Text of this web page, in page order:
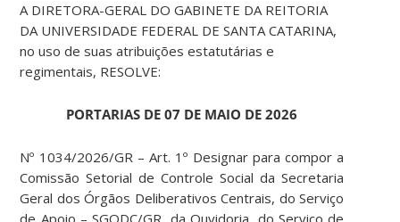
A DIRETORA-GERAL DO GABINETE DA REITORIA
DA UNIVERSIDADE FEDERAL DE SANTA CATARINA,
no uso de suas atribuições estatutárias e
regimentais, RESOLVE:
PORTARIAS DE 07 DE MAIO DE 2026
Nº 1034/2026/GR – Art. 1º Designar para compor a
Comissão Setorial de Controle Social da Secretaria
Geral dos Órgãos Deliberativos Centrais, do Serviço